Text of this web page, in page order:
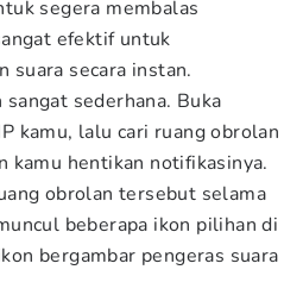
segera membalas
efektif untuk
suara secara instan.
sederhana. Buka
kamu, lalu cari ruang obrolan
kamu hentikan notifikasinya.
obrolan tersebut selama
beberapa ikon pilihan di
bergambar pengeras suara